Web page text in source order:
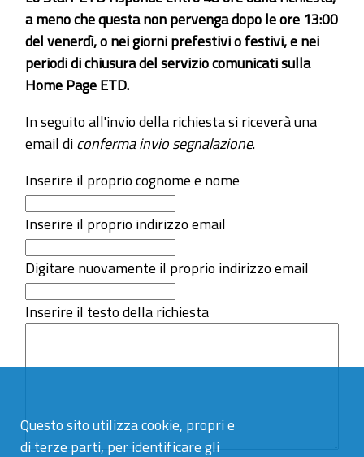
Questo sito utilizza cookie, propri e
di terze parti, per identificare gli
a meno che questa non pervenga dopo le ore 13:00
del venerdì, o nei giorni prefestivi o festivi, e nei
periodi di chiusura del servizio comunicati sulla
Home Page ETD.
In seguito all'invio della richiesta si riceverà una
email diconferma invio segnalazione.
Inserire il proprio cognome e nome
Inserire il proprio indirizzo email
Digitare nuovamente il proprio indirizzo email
Inserire il testo della richiesta